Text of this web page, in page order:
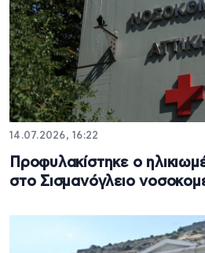
14.07.2026, 16:22
Προφυλακίστηκε ο
στο Σισμανόγλειο